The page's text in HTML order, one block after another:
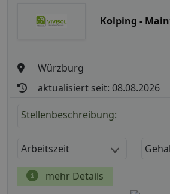
Kolping -
Würzburg
aktualisiert seit: 08.08.2026
Stellenbeschreibung:
Arbeitszeit
mehr Details